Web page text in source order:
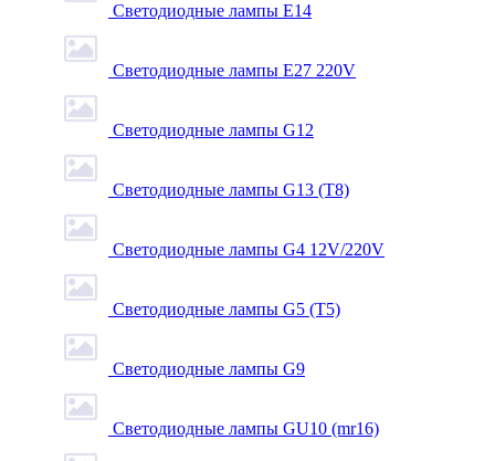
Светодиодные лампы E14
Светодиодные лампы E27 220V
Светодиодные лампы G12
Светодиодные лампы G13 (T8)
Светодиодные лампы G4 12V/220V
Светодиодные лампы G5 (T5)
Светодиодные лампы G9
Светодиодные лампы GU10 (mr16)